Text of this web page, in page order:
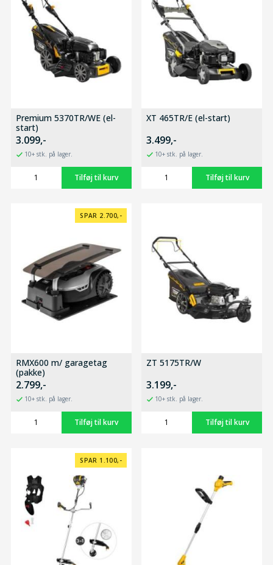
Premium 5370TR/WE (el-
start)
3.099,-
10+ stk. på lager.
XT 465TR/E (el-start)
3.499,-
10+ stk. på lager.
SPAR 2.700,-
RMX600 m/ garagetag
(pakke)
2.799,-
10+ stk. på lager.
ZT 5175TR/W
3.199,-
10+ stk. på lager.
SPAR 1.100,-